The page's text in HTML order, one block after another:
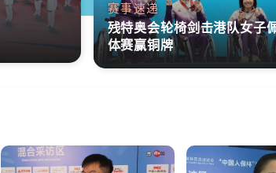
赛事速递
残特奥会轮椅剑击港队女子
体赛赢铜牌